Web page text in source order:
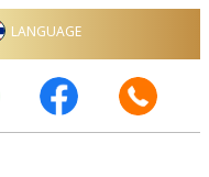
LANGUAGE